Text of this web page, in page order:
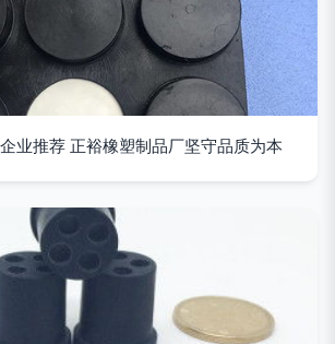
业推荐 正裕橡塑制品厂坚守品质为本